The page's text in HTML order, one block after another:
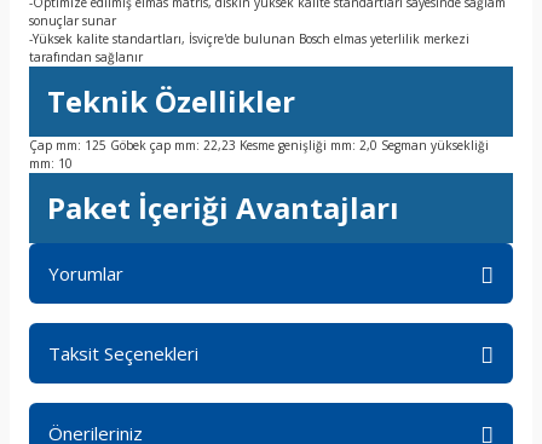
sonuçlar sunar
-Yüksek kalite standartları, İsviçre'de bulunan Bosch elmas yeterlilik merkezi
tarafından sağlanır
Teknik Özellikler
Çap mm: 125 Göbek çap mm: 22,23 Kesme genişliği mm: 2,0 Segman yüksekliği
mm: 10
Paket İçeriği Avantajları
Yorumlar
Taksit Seçenekleri
Önerileriniz